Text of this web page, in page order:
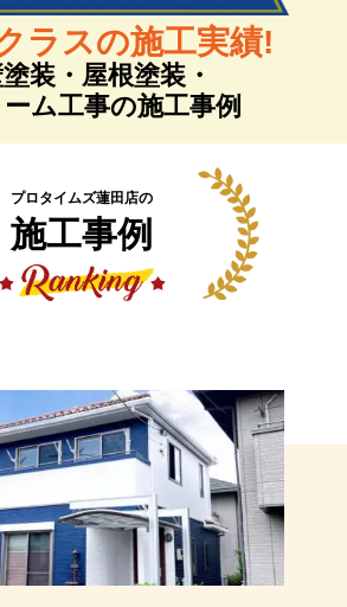
ラスの施工実績!
装・屋根塗装 ・
ム工事の施工事例
プロタイムズ蓮田店の
施工事例